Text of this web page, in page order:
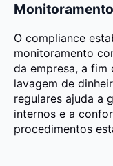
O compliance
monitoramento
da empresa, a
lavagem de
regulares ajuda a
internos e a
procedimentos